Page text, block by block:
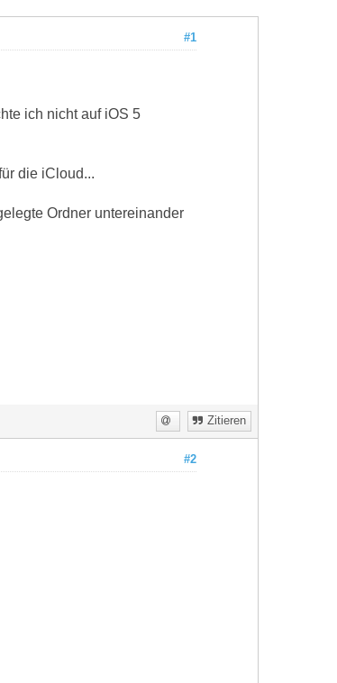
#1
ich nicht auf iOS 5
die iCloud...
Ordner untereinander
Zitieren
#2